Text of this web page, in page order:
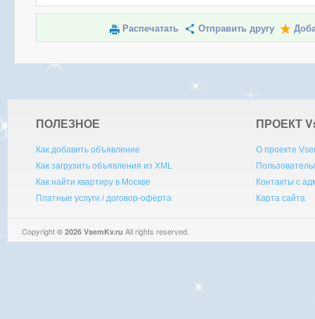
Распечатать Отправить другу
ПОЛЕЗНОЕ
Как добавить объявление
Как загрузить объявления из XML
Как найти квартиру в Москве
Платные услуги / договор-оферта
ПРОЕКТ V
О проекте
Контакты с
Карта сайта
Copyright © 2026 VsemKv.ru All rights reserved.